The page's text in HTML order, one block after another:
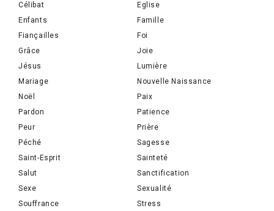
Célibat
Eglise
Enfants
Famille
Fiançailles
Foi
Grâce
Joie
Jésus
Lumière
Mariage
Nouvelle Naissance
Noël
Paix
Pardon
Patience
Peur
Prière
Péché
Sagesse
Saint-Esprit
Sainteté
Salut
Sanctification
Sexe
Sexualité
Souffrance
Stress